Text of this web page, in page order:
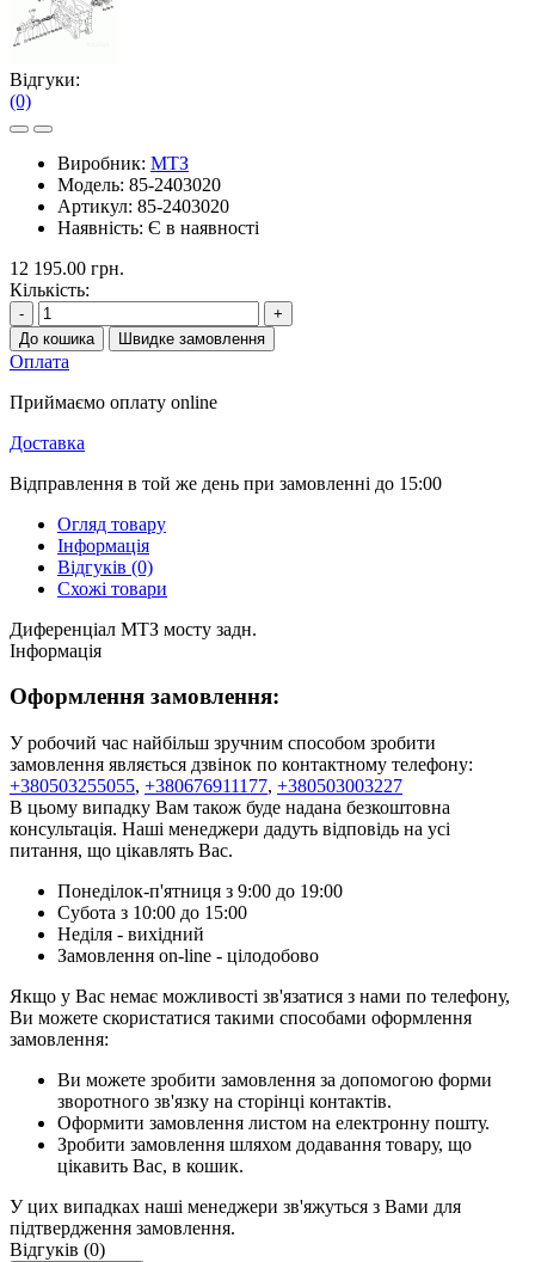
Відгуки:
(0)
Виробник: МТЗ
Модель: 85-2403020
Артикул: 85-2403020
Наявність: Є в наявності
12 195.00 грн.
Кількість:
-
+
До кошика
Швидке замовлення
Оплата
Приймаємо оплату online
Доставка
Відправлення в той же день при замовленні до 15:00
Огляд товару
Інформація
Відгуків (0)
Схожі товари
Диференціал МТЗ мосту задн.
Інформація
Оформлення замовлення:
У робочий час найбільш зручним способом зробити
замовлення являється дзвінок по контактному телефону:
+380503255055, +380676911177, +380503003227
В цьому випадку Вам також буде надана безкоштовна
консультація. Наші менеджери дадуть відповідь на усі
питання, що цікавлять Вас.
Понеділок-п'ятниця з 9:00 до 19:00
Субота з 10:00 до 15:00
Неділя - вихідний
Замовлення on-line - цілодобово
Якщо у Вас немає можливості зв'язатися з нами по телефону,
Ви можете скористатися такими способами оформлення
замовлення:
Ви можете зробити замовлення за допомогою форми
зворотного зв'язку на сторінці контактів.
Оформити замовлення листом на електронну пошту.
Зробити замовлення шляхом додавання товару, що
цікавить Вас, в кошик.
У цих випадках наші менеджери зв'яжуться з Вами для
підтвердження замовлення.
Відгуків (0)